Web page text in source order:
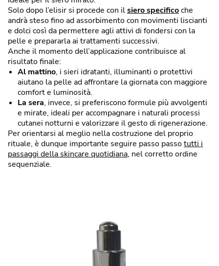
Solo dopo l’elisir si procede con ilsiero specificoche
andrà steso fino ad assorbimento con movimenti liscianti
e dolci così da permettere agli attivi di fondersi con la
pelle e prepararla ai trattamenti successivi.
Anche il momento dell’applicazione contribuisce al
risultato finale:
Al mattino, i sieri idratanti, illuminanti o protettivi
aiutano la pelle ad affrontare la giornata con maggiore
comfort e luminosità.
La sera, invece, si preferiscono formule più avvolgenti
e mirate, ideali per accompagnare i naturali processi
cutanei notturni e valorizzare il gesto di rigenerazione.
Per orientarsi al meglio nella costruzione del proprio
rituale, è dunque importante seguire passo passotutti i
passaggi della skincare quotidiana, nel corretto ordine
sequenziale.